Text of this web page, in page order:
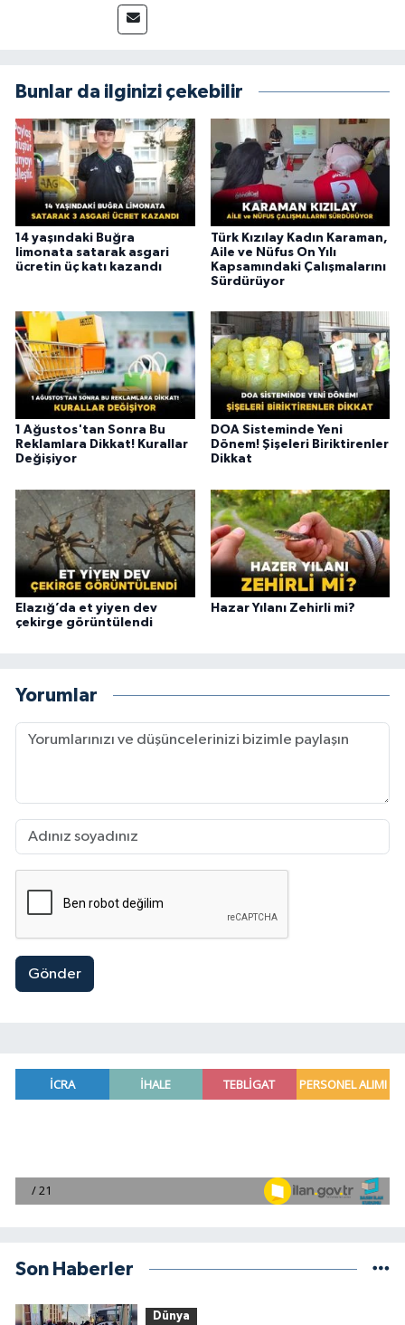
Bunlar da ilginizi çekebilir
14 yaşındaki Buğra
limonata satarak asgari
ücretin üç katı kazandı
Türk Kızılay Kadın Karaman,
Aile ve Nüfus On Yılı
Kapsamındaki Çalışmalarını
Sürdürüyor
1 Ağustos'tan Sonra Bu
Reklamlara Dikkat! Kurallar
Değişiyor
DOA Sisteminde Yeni
Dönem! Şişeleri Biriktirenler
Dikkat
Elazığ’da et yiyen dev
çekirge görüntülendi
Hazar Yılanı Zehirli mi?
Yorumlar
Gönder
Son Haberler
Dünya